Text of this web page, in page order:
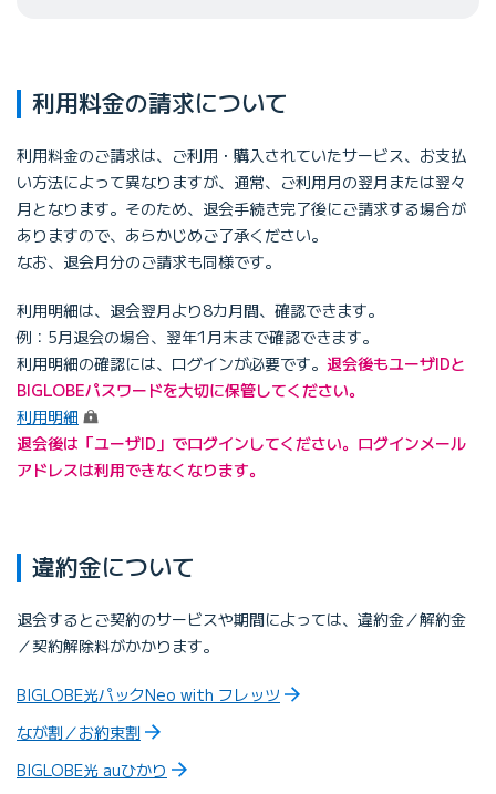
利用料金の請求について
利用料金のご請求は、ご利用・購入されていたサービス、お支払
い方法によって異なりますが、通常、ご利用月の翌月または翌々
月となります。そのため、退会手続き完了後にご請求する場合が
ありますので、あらかじめご了承ください。
なお、退会月分のご請求も同様です。
利用明細は、退会翌月より8カ月間、確認できます。
例：5月退会の場合、翌年1月末まで確認できます。
利用明細の確認には、ログインが必要です。 退会後もユーザIDと
BIGLOBEパスワードを大切に保管してください。
利用明細 （ログイン）
退会後は「ユーザID」でログインしてください。ログインメール
アドレスは利用できなくなります。
違約金について
退会するとご契約のサービスや期間によっては、違約金／解約金
／契約解除料がかかります。
BIGLOBE光パックNeo with フレッツ
なが割／お約束割
BIGLOBE光 auひかり